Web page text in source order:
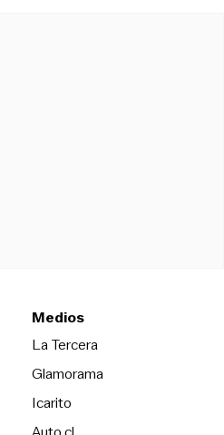
Medios
La TerceraOpens in new
Glamorama
Icarito